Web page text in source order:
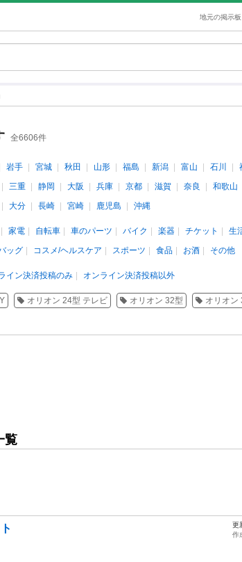
地元の掲示
全6606件
岩手 宮城 秋田 山形 福島 新潟 富山 石川
三重 静岡 大阪 兵庫 京都 滋賀 奈良 和歌山
大分 長崎 宮崎 鹿児島 沖縄
家電 自転車 車のパーツ バイク 楽器 チケット 生
ッグ コスメ/ヘルスケア スポーツ 食品 お酒 その他
イン決済投稿のみ オンライン決済投稿以外
オリオン 24型 テレビ オリオン 32型 オリオン
覧
更
作